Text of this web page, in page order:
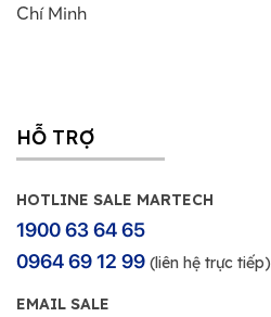
Chí Minh
HỖ TRỢ
HOTLINE SALE MARTECH
1900 63 64 65
0964 69 12 99 (liên hệ trực tiếp)
EMAIL SALE